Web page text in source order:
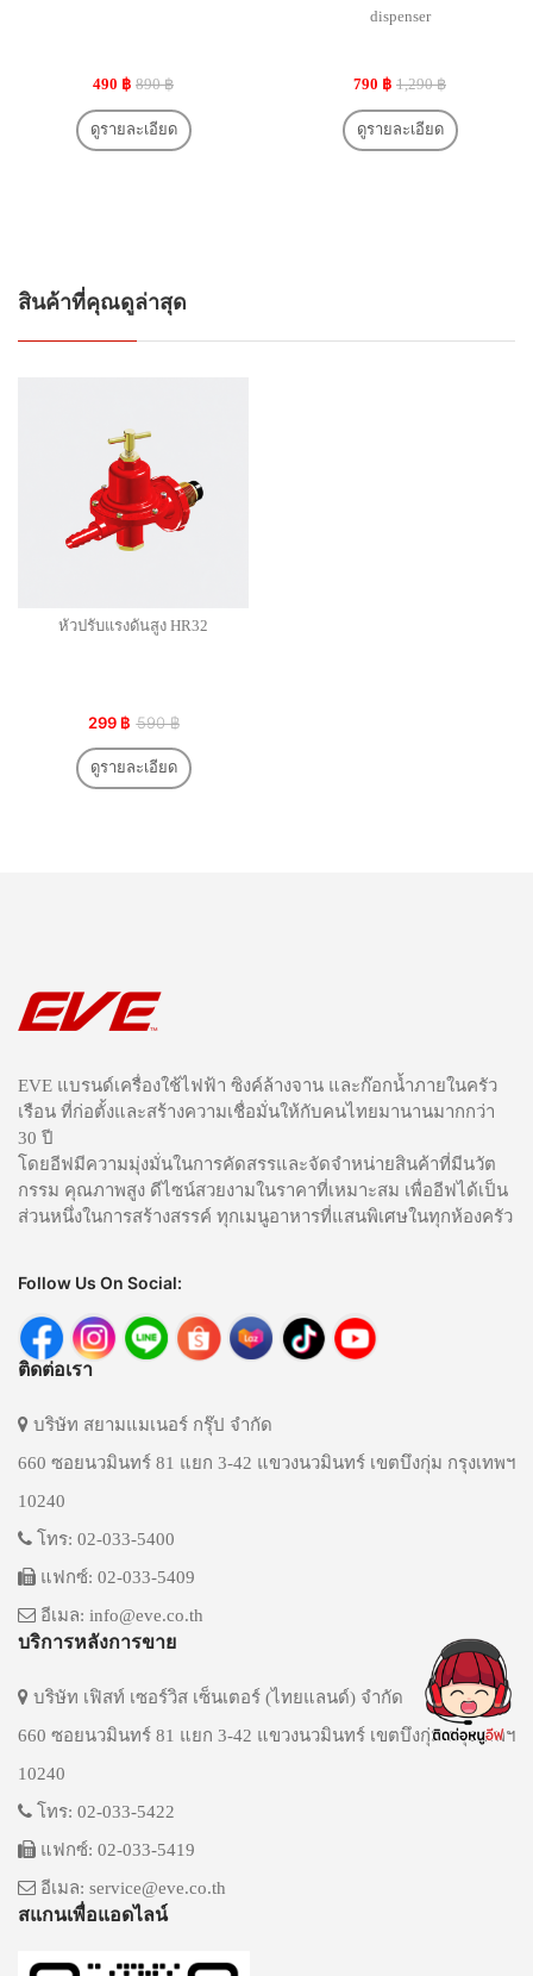
490 ฿ 890 ฿
ดูรายละเอียด
dispenser
790 ฿ 1,290 ฿
ดูรายละเอียด
สินค้าที่คุณดูล่าสุด
หัวปรับแรงดันสูง HR32
299 ฿ 590 ฿
ดูรายละเอียด
EVE แบรนด์เครื่องใช้ไฟฟ้า ซิงค์ล้างจาน และก๊อกน้ำภายในครัว
เรือน ที่ก่อตั้งและสร้างความเชื่อมั่นให้กับคนไทยมานานมากกว่า
30 ปี
โดยอีฟมีความมุ่งมั่นในการคัดสรรและจัดจำหน่ายสินค้าที่มีนวัต
กรรม คุณภาพสูง ดีไซน์สวยงามในราคาที่เหมาะสม เพื่ออีฟได้เป็น
ส่วนหนึ่งในการสร้างสรรค์ ทุกเมนูอาหารที่แสนพิเศษในทุกห้องครัว
Follow Us On Social:
ติดต่อเรา
บริษัท สยามแมเนอร์ กรุ๊ป จำกัด
660 ซอยนวมินทร์ 81 แยก 3-42 แขวงนวมินทร์ เขตบึงกุ่ม กรุงเทพฯ
10240
โทร: 02-033-5400
แฟกซ์: 02-033-5409
อีเมล: info@eve.co.th
บริการหลังการขาย
บริษัท เฟิสท์ เซอร์วิส เซ็นเตอร์ (ไทยแลนด์) จำกัด
660 ซอยนวมินทร์ 81 แยก 3-42 แขวงนวมินทร์ เขตบึงกุ่ม กรุงเทพฯ
10240
โทร: 02-033-5422
แฟกซ์: 02-033-5419
อีเมล: service@eve.co.th
สแกนเพื่อแอดไลน์